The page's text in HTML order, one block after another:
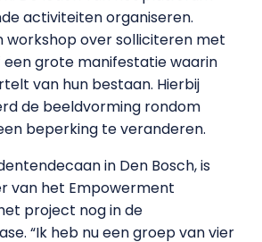
activiteiten organiseren.
workshop over solliciteren met
grote manifestatie waarin
van hun bestaan. Hierbij
de beeldvorming rondom
beperking te veranderen.
in Den Bosch, is
van het Empowerment
project nog in de
“Ik heb nu een groep van vier